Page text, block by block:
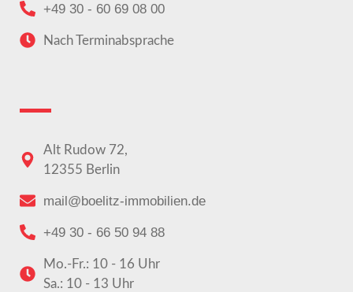
+49 30 - 60 69 08 00
Nach Terminabsprache
Alt Rudow 72,
12355 Berlin
mail@boelitz-immobilien.de
+49 30 - 66 50 94 88
Mo.-Fr.: 10 - 16 Uhr
Sa.: 10 - 13 Uhr